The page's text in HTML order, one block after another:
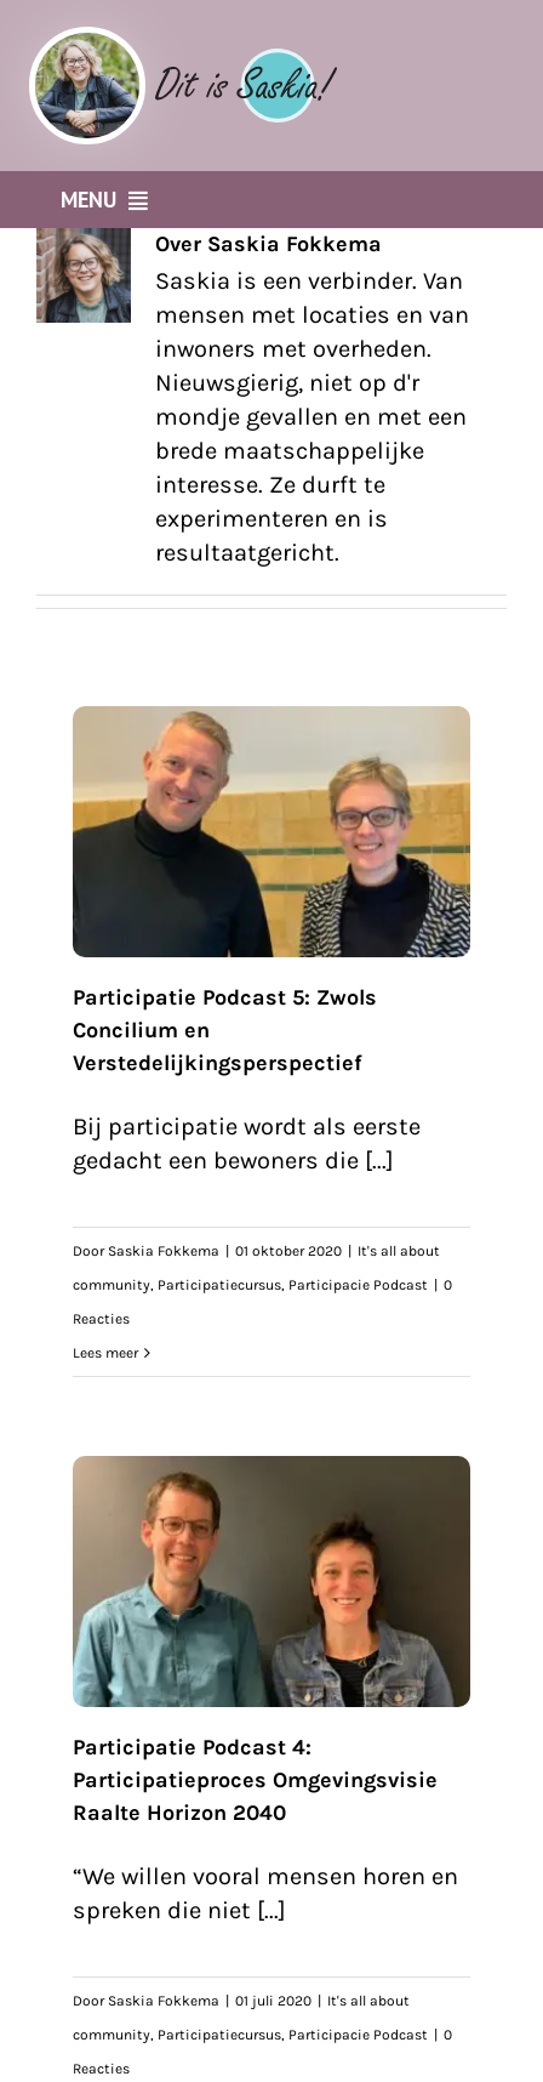
naar
inhoud
MENU
Home
Business coach
It’s all about community
Participatie Podcast
KidsErOpUit Media
Over Saskia Fokkema
Saskia is een verbinder. Van
mensen met locaties en van
inwoners met overheden.
Nieuwsgierig, niet op d'r
mondje gevallen en met een
brede maatschappelijke
interesse. Ze durft te
experimenteren en is
resultaatgericht.
Participatie Podcast 5: Zwols
Concilium en
Verstedelijkingsperspectief
Bij participatie wordt als eerste
gedacht een bewoners die [...]
Door Saskia Fokkema 01 oktober 2020
It's all about
community, Participatiecursus, Participacie Podcast
0
Reacties
Lees meer
Participatie Podcast 4:
Participatieproces Omgevingsvisie
Raalte Horizon 2040
“We willen vooral mensen horen en
spreken die niet [...]
Door Saskia Fokkema 01 juli 2020
It's all about
community, Participatiecursus, Participacie Podcast
0
Reacties